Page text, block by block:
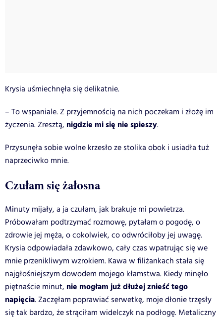
Krysia uśmiechnęła się delikatnie.
– To wspaniale. Z przyjemnością na nich poczekam i złożę im
życzenia. Zresztą, nigdzie mi się nie spieszy.
Przysunęła sobie wolne krzesło ze stolika obok i usiadła tuż
naprzeciwko mnie.
Czułam się żałosna
Minuty mijały, a ja czułam, jak brakuje mi powietrza.
Próbowałam podtrzymać rozmowę, pytałam o pogodę, o
zdrowie jej męża, o cokolwiek, co odwróciłoby jej uwagę.
Krysia odpowiadała zdawkowo, cały czas wpatrując się we
mnie przenikliwym wzrokiem. Kawa w filiżankach stała się
najgłośniejszym dowodem mojego kłamstwa. Kiedy minęło
piętnaście minut, nie mogłam już dłużej znieść tego
napięcia. Zaczęłam poprawiać serwetkę, moje dłonie trzęsły
się tak bardzo, że strąciłam widelczyk na podłogę. Metaliczny